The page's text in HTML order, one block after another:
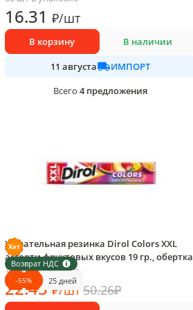
16.31 ₽/шт
В корзину В наличии
11 августа
ИМПОРТ
Всего 4 предложения
Возврат НДС
-55% 25 дней
Жевательная резинка Dirol Colors XXL
ассорти фруктовых вкусов 19 гр., обертка
18 шт в упаковке
22.43 ₽/шт 50.26₽